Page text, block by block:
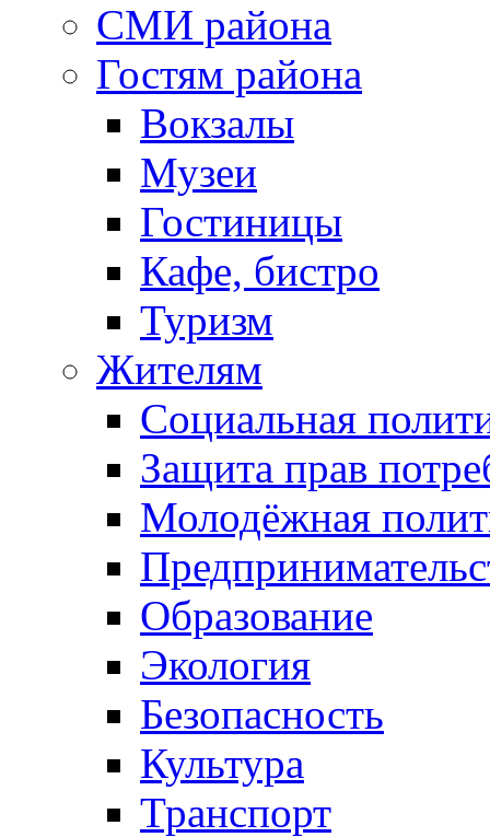
СМИ района
Гостям района
Вокзалы
Музеи
Гостиницы
Кафе, бистро
Туризм
Жителям
Социальная
Защита прав
Молодёжная
Образование
Экология
Безопасность
Культура
Транспорт